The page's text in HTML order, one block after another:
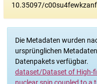
10.35097/
Die Metadaten wurden
ursprünglichen
Datenpakets verfügbar.
dataset/Dataset of High-
nuclear spin coupled to a